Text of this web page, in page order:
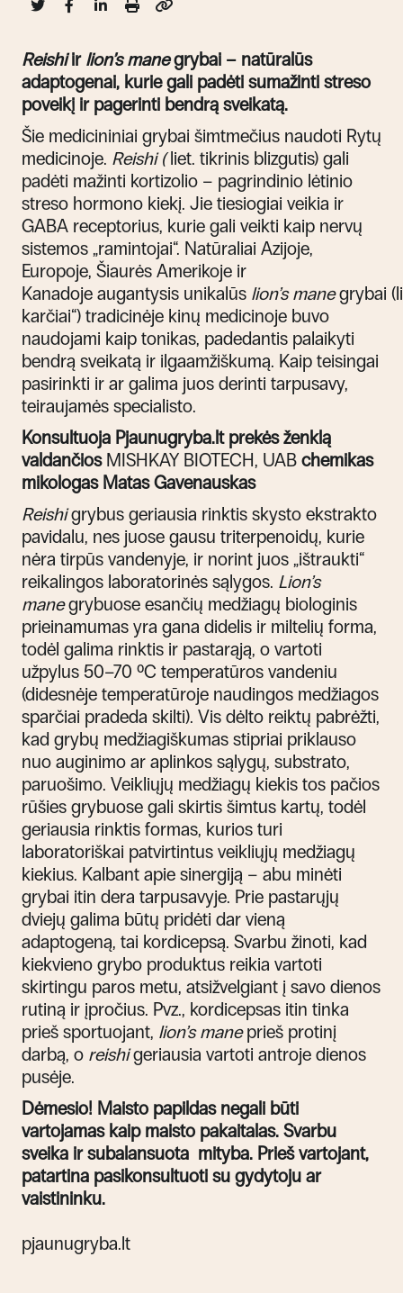
Reishiir lion’smane grybai – natūralūs
adaptogenai, kurie gali padėti sumažinti streso
poveikį ir pagerinti bendrą sveikatą.
Šie medicininiai grybai šimtmečius naudoti Rytų
medicinoje. Reishi (liet. tikrinis blizgutis) gali
padėti mažinti kortizolio – pagrindinio lėtinio
streso hormono kiekį. Jie tiesiogiai veikia ir
GABA receptorius, kurie gali veikti kaip nervų
sistemos „ramintojai“. Natūraliai Azijoje,
Europoje, Šiaurės Amerikoje ir
Kanadoje augantysis unikalūs lion’smanegrybai
karčiai“) tradicinėje kinų medicinoje buvo
naudojami kaip tonikas, padedantis palaikyti
bendrą sveikatą ir ilgaamžiškumą. Kaip teisingai
pasirinkti ir ar galima juos derinti tarpusavy,
teiraujamės specialisto.
Konsultuoja Pjaunugryba.lt prekės ženklą
valdančios MISHKAY BIOTECH, UAB chemikas
mikologas Matas Gavenauskas
Reishigrybus geriausia rinktis skysto ekstrakto
pavidalu, nes juose gausu triterpenoidų, kurie
nėra tirpūs vandenyje, ir norint juos „ištraukti“
reikalingos laboratorinės sąlygos. Lion’s
manegrybuose esančių medžiagų biologinis
prieinamumas yra gana didelis ir miltelių forma,
todėl galima rinktis ir pastarąją, o vartoti
užpylus 50–70 ºC temperatūros vandeniu
(didesnėje temperatūroje naudingos medžiagos
sparčiai pradeda skilti). Vis dėlto reiktų pabrėžti,
kad grybų medžiagiškumas stipriai priklauso
nuo auginimo ar aplinkos sąlygų, substrato,
paruošimo. Veikliųjų medžiagų kiekis tos pačios
rūšies grybuose gali skirtis šimtus kartų, todėl
geriausia rinktis formas, kurios turi
laboratoriškai patvirtintus veikliųjų medžiagų
kiekius. Kalbant apie sinergiją – abu minėti
grybai itin dera tarpusavyje. Prie pastarųjų
dviejų galima būtų pridėti dar vieną
adaptogeną, tai kordicepsą. Svarbu žinoti, kad
kiekvieno grybo produktus reikia vartoti
skirtingu paros metu, atsižvelgiant į savo dienos
rutiną ir įpročius. Pvz., kordicepsas itin tinka
prieš sportuojant, lion’s maneprieš protinį
darbą, o reishigeriausia vartoti antroje dienos
pusėje.
Dėmesio! Maisto papildas negali būti
vartojamas kaip maisto pakaitalas. Svarbu
sveika ir subalansuota mityba. Prieš vartojant,
patartina pasikonsultuoti su gydytoju ar
vaistininku.
pjaunugryba.lt